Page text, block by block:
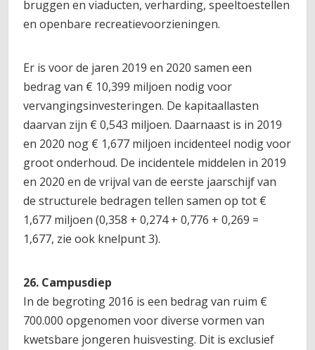
bruggen en viaducten, verharding, speeltoestellen
en openbare recreatievoorzieningen.
Er is voor de jaren 2019 en 2020 samen een
bedrag van € 10,399 miljoen nodig voor
vervangingsinvesteringen. De kapitaallasten
daarvan zijn € 0,543 miljoen. Daarnaast is in 2019
en 2020 nog € 1,677 miljoen incidenteel nodig voor
groot onderhoud. De incidentele middelen in 2019
en 2020 en de vrijval van de eerste jaarschijf van
de structurele bedragen tellen samen op tot €
1,677 miljoen (0,358 + 0,274 + 0,776 + 0,269 =
1,677, zie ook knelpunt 3).
26. Campusdiep
In de begroting 2016 is een bedrag van ruim €
700.000 opgenomen voor diverse vormen van
kwetsbare jongeren huisvesting. Dit is exclusief